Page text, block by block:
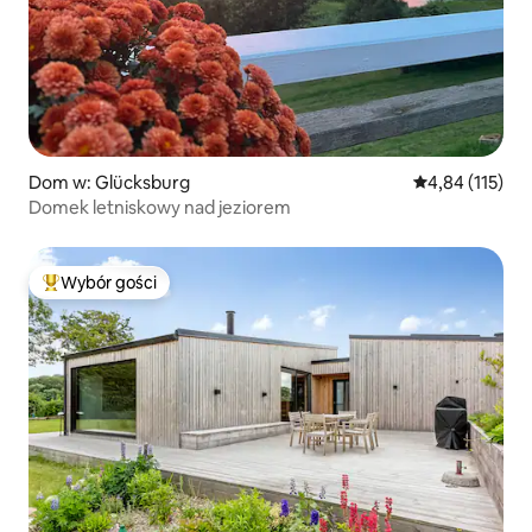
Dom w: Glücksburg Średnia
4,84 (115)
Domek letniskowy nad jeziorem
Najpopularniejsze z kategorii Wybór gości
Wybór gości